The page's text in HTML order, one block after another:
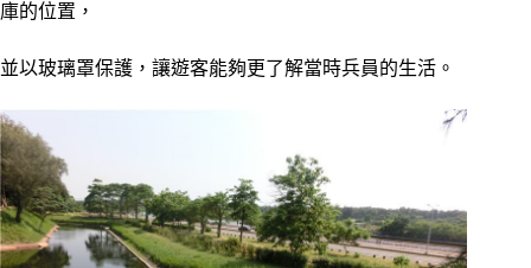
庫的位置，
並以玻璃罩保護，讓遊客能夠更了解當時兵員的生活。